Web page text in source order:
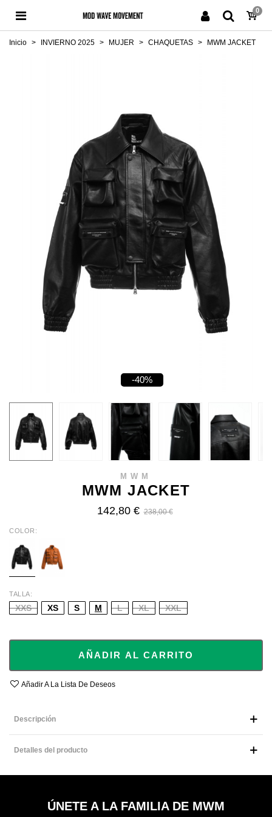
0
Inicio > INVIERNO 2025 > MUJER > CHAQUETAS > MWM JACKET
-40%
MWM
MWM JACKET
142,80 € 238,00 €
COLOR
TALLA
XXS XS S M L XL XXL
AÑADIR AL CARRITO
Añadir A La Lista De Deseos
Descripción
Detalles del producto
ÚNETE A LA FAMILIA DE MWM